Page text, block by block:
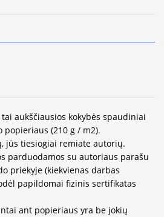
aukščiausios kokybės spaudiniai
(210 g / m2).
jūs tiesiogiai remiate autorių.
parduodamos su autoriaus parašu
priekyje (kiekvienas darbas
papildomai fizinis sertifikatas
ant popieriaus yra be jokių